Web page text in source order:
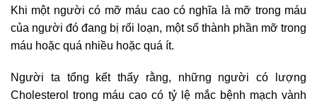
Khi một người có mỡ máu cao có nghĩa là mỡ trong máu
của người đó đang bị rối loạn, một số thành phần mỡ trong
máu hoặc quá nhiều hoặc quá ít.
Người ta tổng kết thấy rằng, những người có lượng
Cholesterol trong máu cao có tỷ lệ mắc bệnh mạch vành